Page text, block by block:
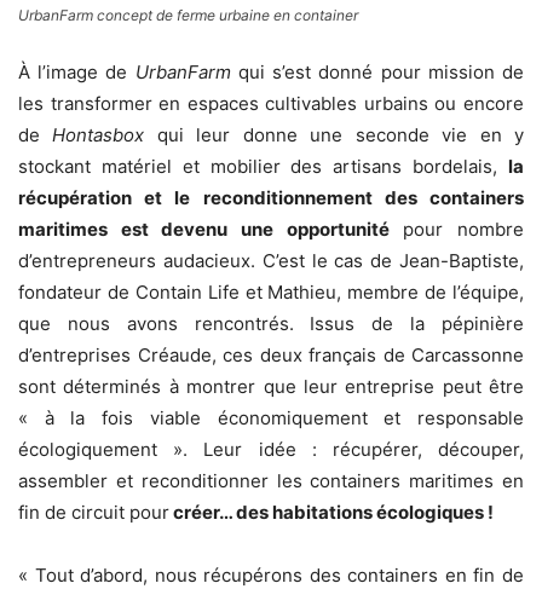
UrbanFarm concept de ferme urbaine en container
À l’image de UrbanFarmqui s’est donné pour mission de
les transformer en espaces cultivables urbains ou encore
deHontasbox qui leur donne une seconde vie en y
stockant matériel et mobilier des artisans bordelais, la
récupération et le reconditionnement des containers
maritimes est devenu une opportunitépour nombre
d’entrepreneurs audacieux. C’est le cas de Jean-Baptiste,
fondateur de Contain Life et Mathieu, membre de l’équipe,
que nous avons rencontrés. Issus de la pépinière
d’entreprises Créaude, ces deux français de Carcassonne
sont déterminés à montrer que leur entreprise peut être
« à la fois viable économiquement et responsable
écologiquement ». Leur idée : récupérer, découper,
assembler et reconditionner les containers maritimes en
fin de circuit pourcréer… des habitations écologiques !
« Tout d’abord, nous récupérons des containers en fin de